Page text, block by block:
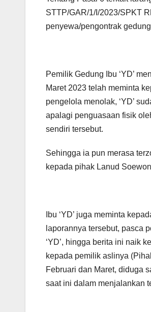
STTP/GAR/1/I/2023/SPKT
penyewa/pengontrak
Pemilik Gedung Ibu ‘YD’
Maret 2023 telah meminta
pengelola menolak, ‘YD’
apalagi penguasaan fisik
sendiri tersebut.
Sehingga ia pun merasa
kepada pihak Lanud
Ibu ‘YD’ juga meminta
laporannya tersebut, pasca
‘YD’, hingga berita ini naik
kepada pemilik aslinya
Februari dan Maret, diduga
saat ini dalam menjalankan